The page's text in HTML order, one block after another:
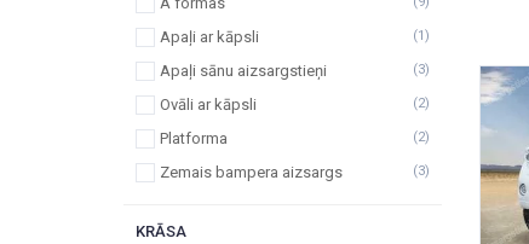
Apaļi ar kāpsli (1)
Apaļi sānu aizsargstieņi (3)
Ovāli ar kāpsli (2)
Platforma (2)
Zemais bampera aizsargs (3)
KRĀSA